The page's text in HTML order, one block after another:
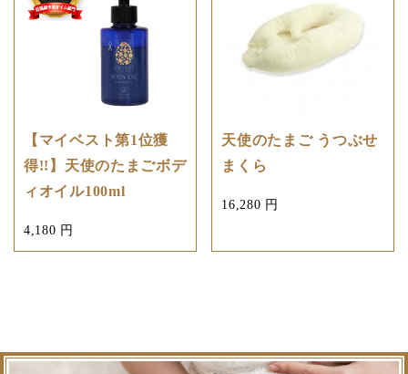
【マイベスト第1位獲
得!!】天使のたまごボデ
ィオイル100ml
4,180 円
天使のたまご うつぶせ
まくら
16,280 円